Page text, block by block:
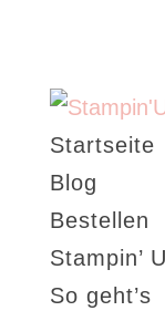
Startseite
Blog
Bestellen
Stampin’
So geht’s